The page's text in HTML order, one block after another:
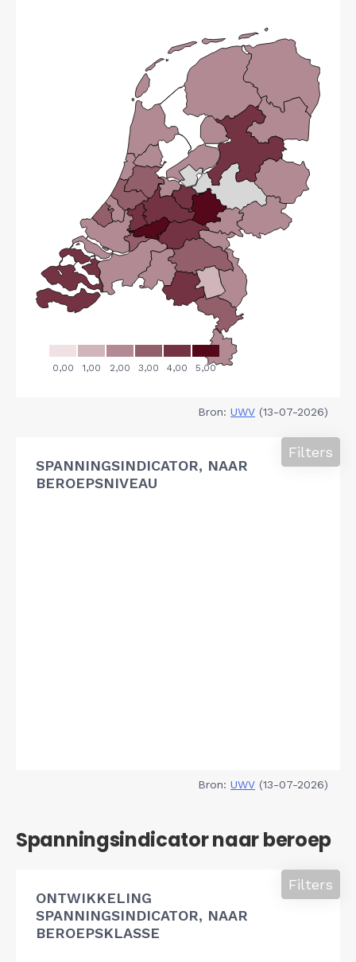
Bron: UWV (13-07-2026)
SPANNINGSINDICATOR, NAAR
BEROEPSNIVEAU
Filters
Bron: UWV (13-07-2026)
Spanningsindicator naar beroep
ONTWIKKELING
SPANNINGSINDICATOR, NAAR
BEROEPSKLASSE
Filters